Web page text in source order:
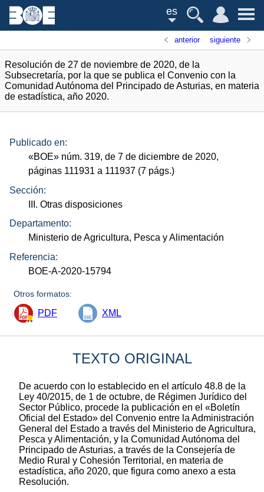
es
anterior siguiente
Resolución de 27 de noviembre de 2020, de la
Subsecretaría, por la que se publica el Convenio con la
Comunidad Autónoma del Principado de Asturias, en materia
de estadística, año 2020.
Publicado en:
«BOE» núm. 319, de 7 de diciembre de 2020,
páginas 111931 a 111937 (7 págs.)
Sección:
III. Otras disposiciones
Departamento:
Ministerio de Agricultura, Pesca y Alimentación
Referencia:
BOE-A-2020-15794
Otros formatos:
PDF XML
TEXTO ORIGINAL
De acuerdo con lo establecido en el artículo 48.8 de la
Ley 40/2015, de 1 de octubre, de Régimen Jurídico del
Sector Público, procede la publicación en el «Boletín
Oficial del Estado» del Convenio entre la Administración
General del Estado a través del Ministerio de Agricultura,
Pesca y Alimentación, y la Comunidad Autónoma del
Principado de Asturias, a través de la Consejería de
Medio Rural y Cohesión Territorial, en materia de
estadística, año 2020, que figura como anexo a esta
Resolución.